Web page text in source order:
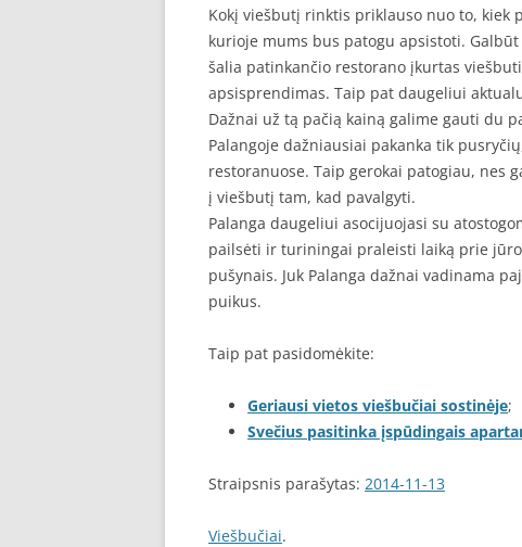
Kokį viešbutį rinktis priklauso nuo to,
kurioje mums bus patogu apsistoti.
šalia patinkančio restorano įkurtas
apsisprendimas. Taip pat daugeliui
Dažnai už tą pačią kainą galime gauti du
Palangoje dažniausiai pakanka tik
restoranuose. Taip gerokai patogiau, nes
į viešbutį tam, kad pavalgyti.
Palanga daugeliui asocijuojasi su
pailsėti ir turiningai praleisti laiką prie
pušynais. Juk Palanga dažnai vadinama
puikus.
Taip pat pasidomėkite:
Geriausi vietos viešbučiai sostinėje;
Svečius pasitinka įspūdingais
Straipsnis parašytas: 2014-11-13
Viešbučiai.